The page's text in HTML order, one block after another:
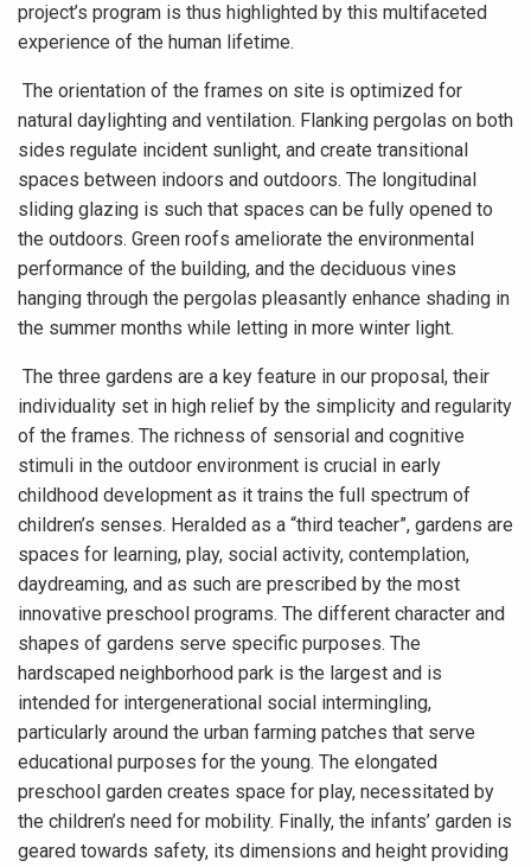
project’s program is thus highlighted by this multifaceted
experience of the human lifetime.
The orientation of the frames on site is optimized for
natural daylighting and ventilation. Flanking pergolas on both
sides regulate incident sunlight, and create transitional
spaces between indoors and outdoors. The longitudinal
sliding glazing is such that spaces can be fully opened to
the outdoors. Green roofs ameliorate the environmental
performance of the building, and the deciduous vines
hanging through the pergolas pleasantly enhance shading in
the summer months while letting in more winter light.
The three gardens are a key feature in our proposal, their
individuality set in high relief by the simplicity and regularity
of the frames. The richness of sensorial and cognitive
stimuli in the outdoor environment is crucial in early
childhood development as it trains the full spectrum of
children’s senses. Heralded as a “third teacher”, gardens are
spaces for learning, play, social activity, contemplation,
daydreaming, and as such are prescribed by the most
innovative preschool programs. The different character and
shapes of gardens serve specific purposes. The
hardscaped neighborhood park is the largest and is
intended for intergenerational social intermingling,
particularly around the urban farming patches that serve
educational purposes for the young. The elongated
preschool garden creates space for play, necessitated by
the children’s need for mobility. Finally, the infants’ garden is
geared towards safety, its dimensions and height providing